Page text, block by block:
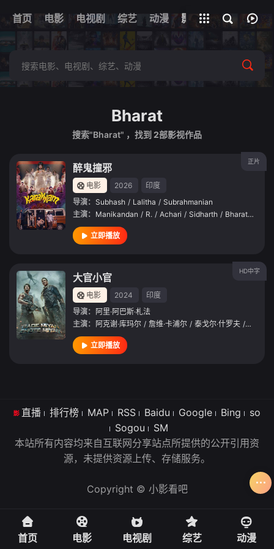
首页 电影 电视剧 综艺 动漫 影视
全部影片
Bharat
搜索"Bharat" ，找到 2部影视作品
正片
醉鬼撞邪
电影 2026
印度
导演： Subhash / Lalitha / Subrahmanian
主演： Manikandan / R. / Achari / Sidharth / Bharathan
立即播放
HD中字
大官小官
电影 2024
印度
导演： 阿里·阿巴斯·札法
主演： 阿克谢·库玛尔 / 詹维·卡浦尔 / 泰戈尔·什罗夫 / 索娜什·
立即播放
直播 排行榜 MAP RSS Baidu Google Bing
so
Sogou
SM
本站所有内容均来自互联网分享站点所提供的公开引用资
源，未提供资源上传、存储服务。
Copyright © 小影看吧
首页 电影 电视剧 综艺 动漫